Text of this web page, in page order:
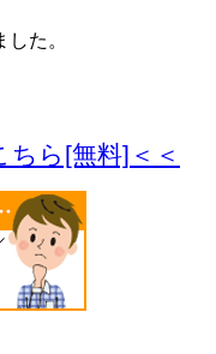
た。
ちら[無料]＜＜